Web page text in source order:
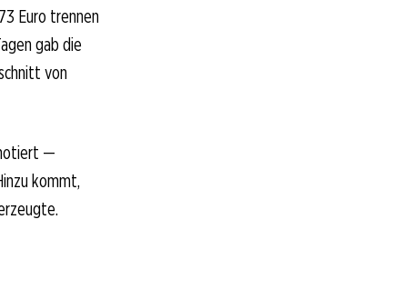
Euro trennen
gab die
von
—
kommt,